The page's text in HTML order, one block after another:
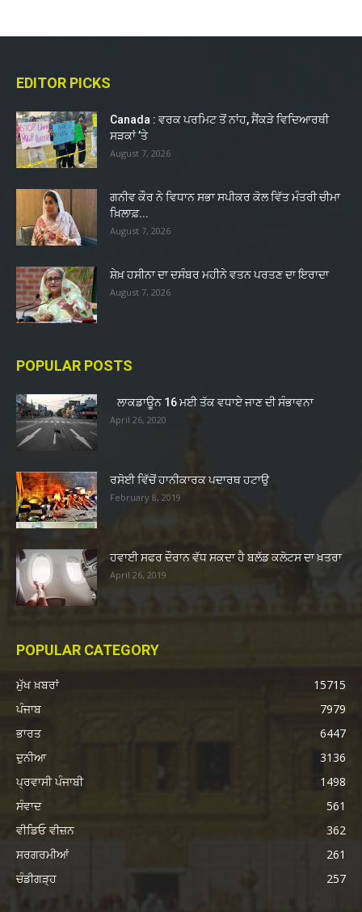
EDITOR PICKS
Canada : ਵਰਕ ਪਰਮਿਟ ਤੋਂ ਨਾਂਹ, ਸੈਂਕੜੇ ਵਿਦਿਆਰਥੀ
ਸੜਕਾਂ ’ਤੇ
August 7, 2026
ਗਨੀਵ ਕੌਰ ਨੇ ਵਿਧਾਨ ਸਭਾ ਸਪੀਕਰ ਕੋਲ ਵਿੱਤ ਮੰਤਰੀ ਚੀਮਾ
ਖ਼ਿਲਾਫ਼...
August 7, 2026
ਸ਼ੇਖ਼ ਹਸੀਨਾ ਦਾ ਦਸੰਬਰ ਮਹੀਨੇ ਵਤਨ ਪਰਤਣ ਦਾ ਇਰਾਦਾ
August 7, 2026
POPULAR POSTS
ਲਾਕਡਾਊਨ 16 ਮਈ ਤੱਕ ਵਧਾਏ ਜਾਣ ਦੀ ਸੰਭਾਵਨਾ
April 26, 2020
ਰਸੋਈ ਵਿੱਚੋਂ ਹਾਨੀਕਾਰਕ ਪਦਾਰਥ ਹਟਾਉ
February 8, 2019
ਹਵਾਈ ਸਫਰ ਦੌਰਾਨ ਵੱਧ ਸਕਦਾ ਹੈ ਬਲੱਡ ਕਲੋਟਸ ਦਾ ਖ਼ਤਰਾ
April 26, 2019
POPULAR CATEGORY
ਮੁੱਖ ਖ਼ਬਰਾਂ
15715
ਪੰਜਾਬ
7979
ਭਾਰਤ
6447
ਦੁਨੀਆ
3136
ਪ੍ਰਵਾਸੀ ਪੰਜਾਬੀ
1498
ਸੰਵਾਦ
561
ਵੀਡਿਓ ਵੀਜ਼ਨ
362
ਸਰਗਰਮੀਆਂ
261
ਚੰਡੀਗੜ੍ਹ
257